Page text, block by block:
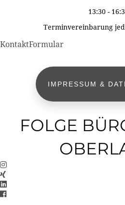
13:30 -
Terminvereinbarung
KontaktFormular
IMPRESSUM &
FOLGE